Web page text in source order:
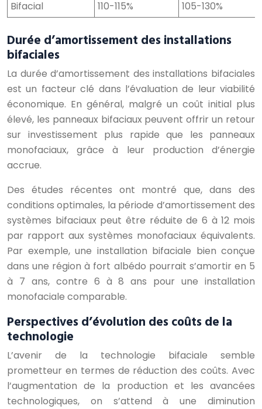
Bifacial 110-115% 105-130%
Durée d’amortissement des installations
bifaciales
La durée d’amortissement des installations bifaciales
est un facteur clé dans l’évaluation de leur viabilité
économique. En général, malgré un coût initial plus
élevé, les panneaux bifaciaux peuvent offrir un retour
sur investissement plus rapide que les panneaux
monofaciaux, grâce à leur production d’énergie
accrue.
Des études récentes ont montré que, dans des
conditions optimales, la période d’amortissement des
systèmes bifaciaux peut être réduite de 6 à 12 mois
par rapport aux systèmes monofaciaux équivalents.
Par exemple, une installation bifaciale bien conçue
dans une région à fort albédo pourrait s’amortir en 5
à 7 ans, contre 6 à 8 ans pour une installation
monofaciale comparable.
Perspectives d’évolution des coûts de la
technologie
L’avenir de la technologie bifaciale semble
prometteur en termes de réduction des coûts. Avec
l’augmentation de la production et les avancées
technologiques, on s’attend à une diminution